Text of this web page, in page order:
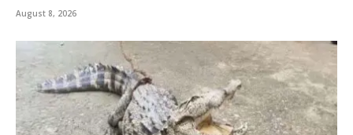
August 8, 2026